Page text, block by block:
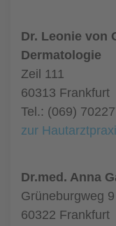
Dr. Leonie von
Dermatologie
Zeil 111
60313 Frankfurt
Tel.: (069)
zur
Dr.med. Anna
Grüneburgweg 9
60322 Frankfurt